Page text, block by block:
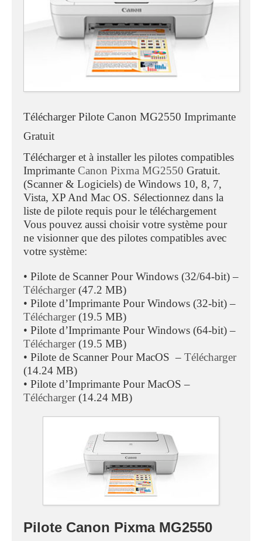
Télécharger Pilote Canon MG2550 Imprimante
Gratuit
Télécharger et à installer les pilotes compatibles
Imprimante Canon Pixma MG2550 Gratuit.
(Scanner & Logiciels) de Windows 10, 8, 7,
Vista, XP And Mac OS. Sélectionnez dans la
liste de pilote requis pour le téléchargement
Vous pouvez aussi choisir votre système pour
ne visionner que des pilotes compatibles avec
votre système:
• Pilote de Scanner Pour Windows (32/64-bit) –
Télécharger(47.2 MB)
• Pilote d’Imprimante Pour Windows (32-bit) –
Télécharger(19.5 MB)
• Pilote d’Imprimante Pour Windows (64-bit) –
Télécharger(19.5 MB)
• Pilote de Scanner Pour MacOS – Télécharger
(14.24 MB)
• Pilote d’Imprimante Pour MacOS –
Télécharger(14.24 MB)
Pilote Canon Pixma MG2550